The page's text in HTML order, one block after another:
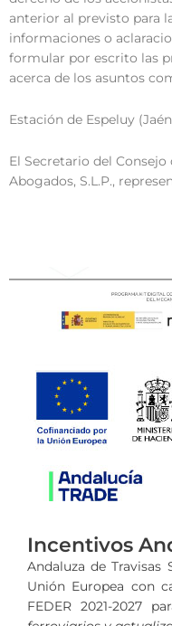
anterior al previsto para
informaciones o
formular por escrito las
acerca de los asuntos
Estación de Espeluy
El Secretario del
Abogados, S.L.P.,
Incentivos
Andaluza de Travisas
Unión Europea con
FEDER 2021-2027